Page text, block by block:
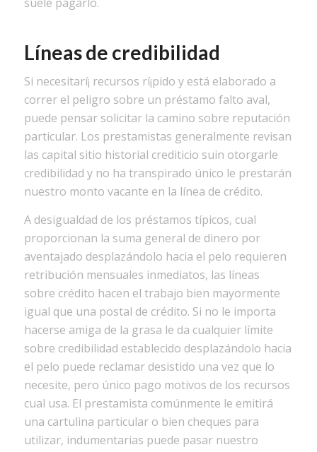
Líneas de credibilidad
Si necesitarí¡ recursos rí¡pido y está elaborado a
correr el peligro sobre un préstamo falto aval,
puede pensar solicitar la camino sobre reputación
particular. Los prestamistas generalmente revisan
las capital sitio historial crediticio suin otorgarle
credibilidad y no ha transpirado único le prestarán
nuestro monto vacante en la línea de crédito.
A desigualdad de los préstamos tí­picos, cual
proporcionan la suma general de dinero por
aventajado desplazándolo hacia el pelo requieren
retribución mensuales inmediatos, las líneas
sobre crédito hacen el trabajo bien mayormente
igual que una postal de crédito. Si no le importa
hacerse amiga de la grasa le da cualquier límite
sobre credibilidad establecido desplazándolo hacia
el pelo puede reclamar desistido una vez que lo
necesite, pero único pago motivos de los recursos
cual usa. El prestamista comúnmente le emitirá
una cartulina particular o bien cheques para
utilizar, indumentarias puede pasar nuestro